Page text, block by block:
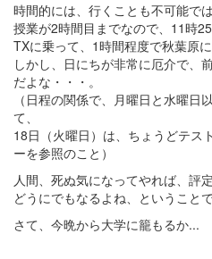
時間的には、行くことも不可能で
授業が2時間目までなので、11時
TXに乗って、1時間程度で秋葉原
しかし、日にちが非常に厄介で、
だよな・・・。
（日程の関係で、月曜日と水曜日
て、
18日（火曜日）は、ちょうどテス
ーを参照のこと）
人間、死ぬ気になってやれば、評
どうにでもなるよね、ということ
さて、今晩から大学に籠もるか...